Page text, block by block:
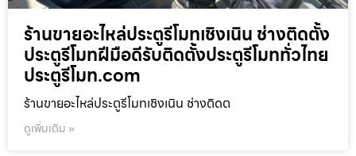
ร้านขายอะไหล่ประตูรีโมทเชิงเนิน ช่างติดตั้ง
ประตูรีโมทฝีมือดีรับติดตั้งประตูรีโมททั่วไทย
ประตูรีโมท.com
ร้านขายอะไหล่ประตูรีโมทเชิงเนิน ช่างติดต
ดูเพิ่มเติม »